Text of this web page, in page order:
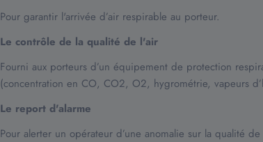
Pour garantir l'arrivée d’air respirable au porteur.
Le contrôle de la qualité de l'air
Fourni aux porteurs d’un équipement de protection
(concentration en CO, CO2, O2, hygrométrie, vapeurs
Le report d'alarme
Pour alerter un opérateur d’une anomalie sur la qualité